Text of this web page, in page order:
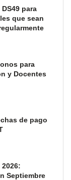
para
que sean
para
y Docentes
de pago
Septiembre